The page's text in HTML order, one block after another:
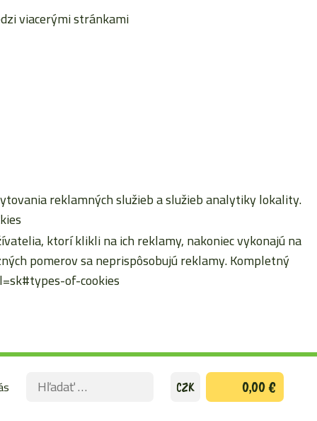
Hľadať:
ODOSLAŤCZK 0,00 €
viacerými stránkami
reklamných služieb a služieb analytiky lokality.
ktorí klikli na ich reklamy, nakoniec vykonajú na
pomerov sa neprispôsobujú reklamy. Kompletný
of-cookies